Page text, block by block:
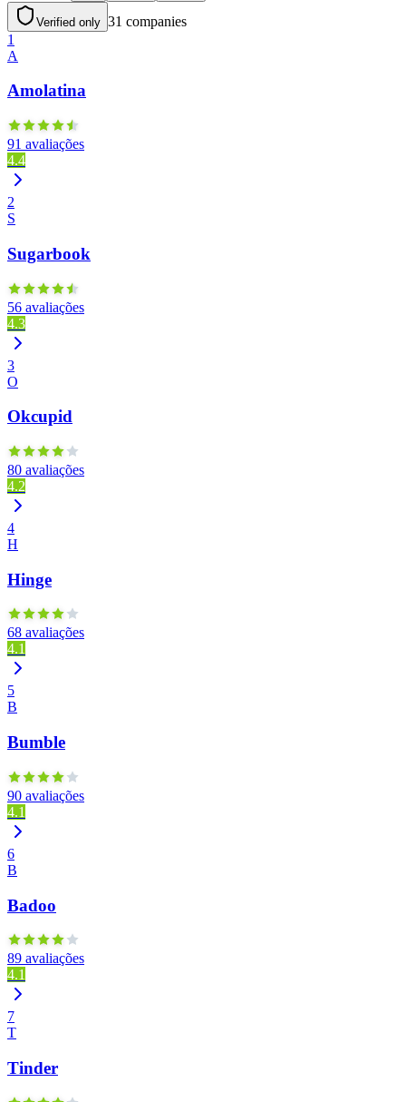
Verified only 31 companies
1
A
Amolatina
91 avaliações
4.4
2
S
Sugarbook
56 avaliações
4.3
3
O
Okcupid
80 avaliações
4.2
4
H
Hinge
68 avaliações
4.1
5
B
Bumble
90 avaliações
4.1
6
B
Badoo
89 avaliações
4.1
7
T
Tinder